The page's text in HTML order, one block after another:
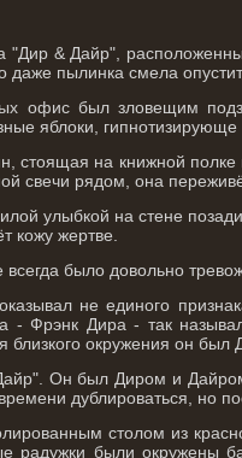
& Дайр",
даже пылинка смела
офис был зловещим
яблоки,
стоящая на книжной
свечи рядом, она
улыбкой на стене
кожу жертве.
всегда было довольно
не единого
- Фрэнк Дира - так
близкого окружения он
Он был Диром и Дайром,
дублироваться, но
столом из
радужки были окружены